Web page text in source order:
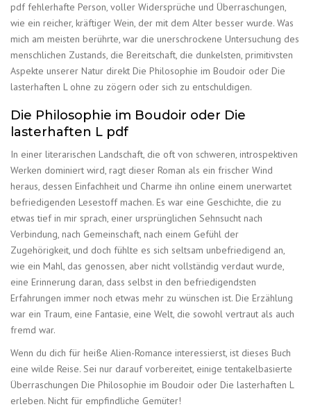
pdf fehlerhafte Person, voller Widersprüche und Überraschungen,
wie ein reicher, kräftiger Wein, der mit dem Alter besser wurde. Was
mich am meisten berührte, war die unerschrockene Untersuchung des
menschlichen Zustands, die Bereitschaft, die dunkelsten, primitivsten
Aspekte unserer Natur direkt Die Philosophie im Boudoir oder Die
lasterhaften L ohne zu zögern oder sich zu entschuldigen.
Die Philosophie im Boudoir oder Die
lasterhaften L pdf
In einer literarischen Landschaft, die oft von schweren, introspektiven
Werken dominiert wird, ragt dieser Roman als ein frischer Wind
heraus, dessen Einfachheit und Charme ihn online einem unerwartet
befriedigenden Lesestoff machen. Es war eine Geschichte, die zu
etwas tief in mir sprach, einer ursprünglichen Sehnsucht nach
Verbindung, nach Gemeinschaft, nach einem Gefühl der
Zugehörigkeit, und doch fühlte es sich seltsam unbefriedigend an,
wie ein Mahl, das genossen, aber nicht vollständig verdaut wurde,
eine Erinnerung daran, dass selbst in den befriedigendsten
Erfahrungen immer noch etwas mehr zu wünschen ist. Die Erzählung
war ein Traum, eine Fantasie, eine Welt, die sowohl vertraut als auch
fremd war.
Wenn du dich für heiße Alien-Romance interessierst, ist dieses Buch
eine wilde Reise. Sei nur darauf vorbereitet, einige tentakelbasierte
Überraschungen Die Philosophie im Boudoir oder Die lasterhaften L
erleben. Nicht für empfindliche Gemüter!